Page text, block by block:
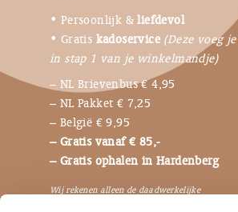
• Persoonlijk &liefdevol
• Gratis kadoservice (Deze voeg
in stap 1 van je winkelmandje)
– NL Brievenbus € 4,95
– NL Pakket € 7,25
– België € 9,95
– Gratis vanaf € 85,-
– Gratis ophalen in Hardenberg
Wij rekenen alleen de daadwerkelijke